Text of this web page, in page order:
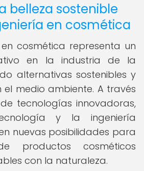
belleza sostenible
en cosmética
cosmética representa un
en la industria de la
alternativas sostenibles y
el medio ambiente. A través
tecnologías innovadoras,
y la ingeniería
nuevas posibilidades para
productos cosméticos
con la naturaleza.